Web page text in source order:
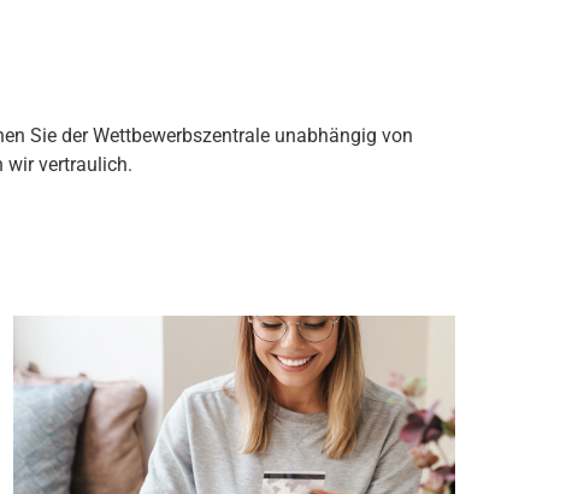
Sie der Wettbewerbszentrale unabhängig von
wir vertraulich.